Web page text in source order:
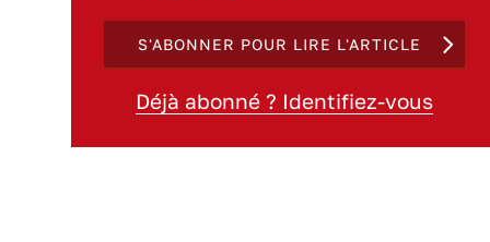
S'ABONNER POUR LIRE L'ARTICLE
Déjà abonné ? Identifiez-vous